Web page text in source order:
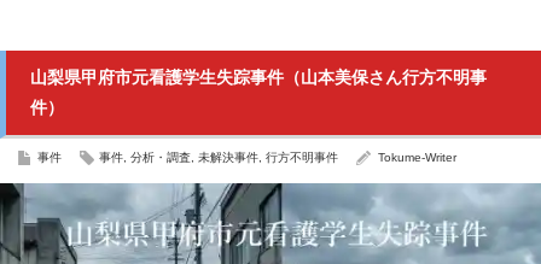
山梨県甲府市元看護学生失踪事件（山本美保さん行方不明事
件）
事件 事件 分析・調査 未解決事件 行方不明事件 Tokume-Writer